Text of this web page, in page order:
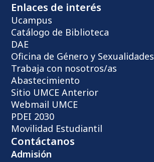
Enlaces de interés
Ucampus
Catálogo de Biblioteca
DAE
Oficina de Género y Sexualidades
Trabaja con nosotros/as
Abastecimiento
Sitio UMCE Anterior
Webmail UMCE
PDEI 2030
Movilidad Estudiantil
Contáctanos
Admisión